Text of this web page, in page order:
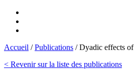
Accueil /Publications /Dyadic effects of
< Revenir sur la liste des publications